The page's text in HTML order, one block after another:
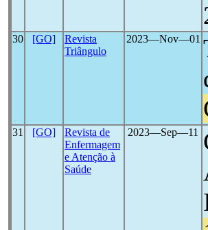
30 [GO]
Revista
Triângulo
2023―Nov―01
31 [GO]
Revista de
Enfermagem
e Atenção à
Saúde
2023―Sep―11